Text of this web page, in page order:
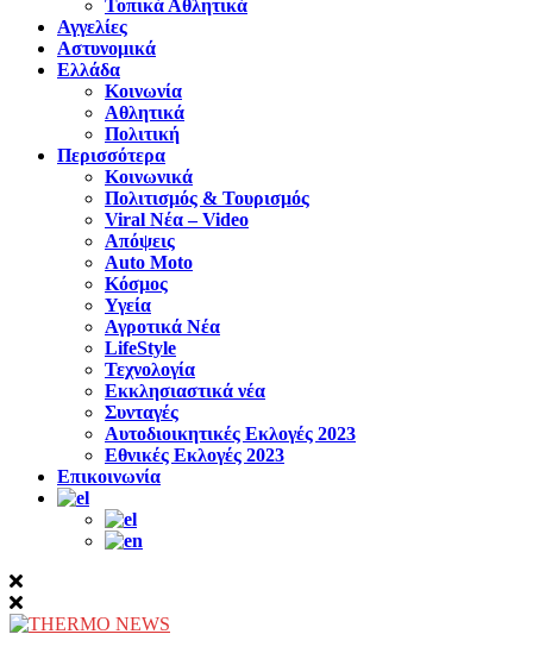
Τοπικά Αθλητικά
Αγγελίες
Αστυνομικά
Ελλάδα
Κοινωνία
Αθλητικά
Πολιτική
Περισσότερα
Κοινωνικά
Πολιτισμός & Τουρισμός
Viral Νέα – Video
Απόψεις
Auto Moto
Κόσμος
Υγεία
Αγροτικά Νέα
LifeStyle
Τεχνολογία
Εκκλησιαστικά νέα
Συνταγές
Αυτοδιοικητικές Εκλογές 2023
Εθνικές Εκλογές 2023
Επικοινωνία